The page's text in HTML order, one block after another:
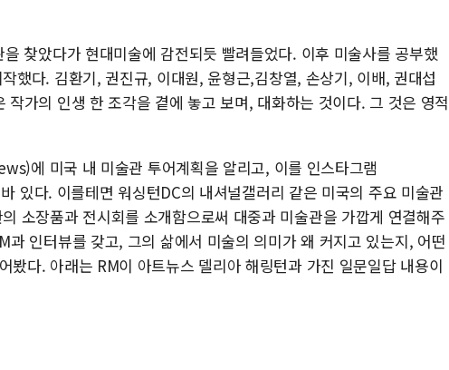
찾았다가 현대미술에 감전되듯 빨려들었다. 이후 미술사를 공부했
했다. 김환기, 권진규, 이대원, 윤형근,김창열, 손상기, 이배, 권대섭
가의 인생 한 조각을 곁에 놓고 보며, 대화하는 것이다. 그 것은 영적
에 미국 내 미술관 투어계획을 알리고, 이를 인스타그램
있다. 이를테면 워싱턴DC의 내셔널갤러리 같은 미국의 주요 미술관
소장품과 전시회를 소개함으로써 대중과 미술관을 가깝게 연결해주
과 인터뷰를 갖고, 그의 삶에서 미술의 의미가 왜 커지고 있는지, 어떤
봤다. 아래는 RM이 아트뉴스 델리아 해링턴과 가진 일문일답 내용이